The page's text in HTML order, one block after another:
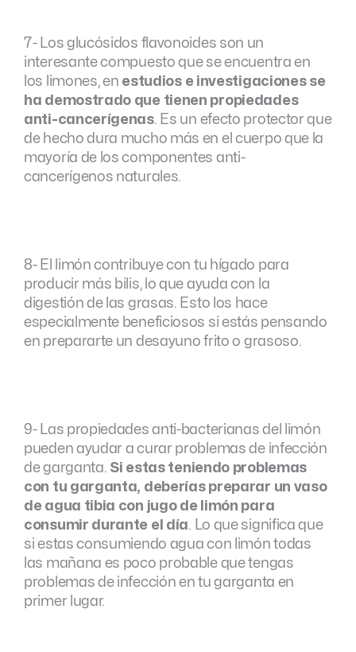
7- Los glucósidos flavonoides son un
interesante compuesto que se encuentra en
los limones, en estudios e investigaciones se
ha demostrado que tienen propiedades
anti-cancerígenas. Es un efecto protector que
de hecho dura mucho más en el cuerpo que la
mayoría de los componentes anti-
cancerígenos naturales.
8- El limón contribuye con tu hígado para
producir más bilis, lo que ayuda con la
digestión de las grasas. Esto los hace
especialmente beneficiosos si estás pensando
en prepararte un desayuno frito o grasoso.
9- Las propiedades anti-bacterianas del limón
pueden ayudar a curar problemas de infección
de garganta. Si estas teniendo problemas
con tu garganta, deberías preparar un vaso
de agua tibia con jugo de limón para
consumir durante el día. Lo que significa que
si estas consumiendo agua con limón todas
las mañana es poco probable que tengas
problemas de infección en tu garganta en
primer lugar.